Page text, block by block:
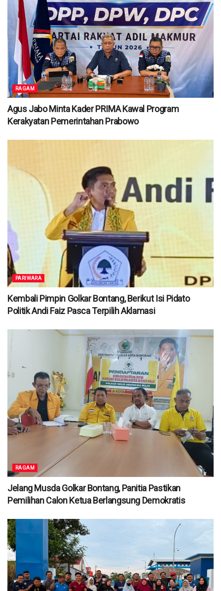
RAGAM
Agus Jabo Minta Kader PRIMA Kawal Program
Kerakyatan Pemerintahan Prabowo
PARIWARA
Kembali Pimpin Golkar Bontang, Berikut Isi Pidato
Politik Andi Faiz Pasca Terpilih Aklamasi
RAGAM
Jelang Musda Golkar Bontang, Panitia Pastikan
Pemilihan Calon Ketua Berlangsung Demokratis